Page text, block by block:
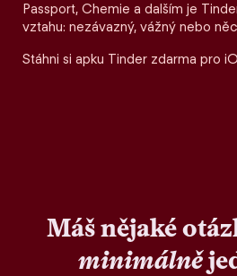
Passport, Chemie a dalším je
vztahu: nezávazný, vážný nebo
Stáhni si apku Tinder zdarma pro
Máš nějaké
minimálně